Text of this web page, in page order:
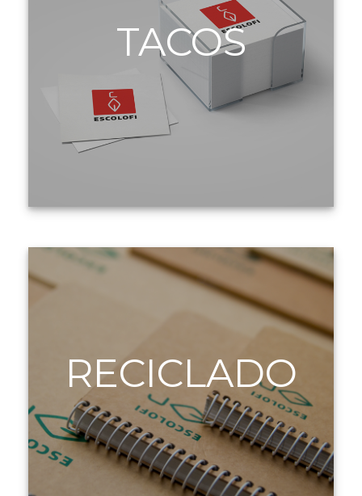
TACOS
RECICLADO